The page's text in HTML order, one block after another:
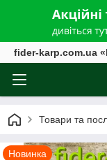
fider-karp.com.ua
Товари та
Новинка